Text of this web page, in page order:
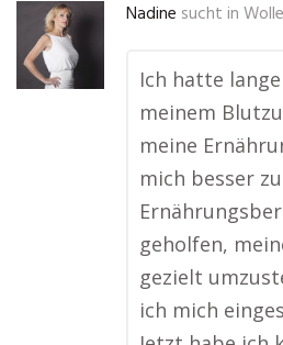
Nadine sucht in
Ich hatte
meinem
meine
mich besser
geholfen,
gezielt
ich mich